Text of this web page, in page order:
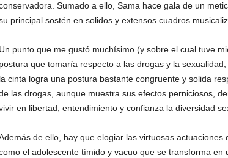
Sumado a ello, Sama hace gala de un
principal sostén en solidos y extensos cuadros
Un punto que me gustó muchísimo (y sobre el cual tuve
postura que tomaría respecto a las drogas y la
la cinta logra una postura bastante congruente y solida
las drogas, aunque muestra sus efectos perniciosos,
en libertad, entendimiento y confianza la diversidad
de ello, hay que elogiar las virtuosas
el adolescente tímido y vacuo que se transforma en